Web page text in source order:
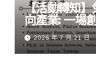
【活動轉知】
向產業: ⼀場
旅程」
2026 年 7 月 21 日